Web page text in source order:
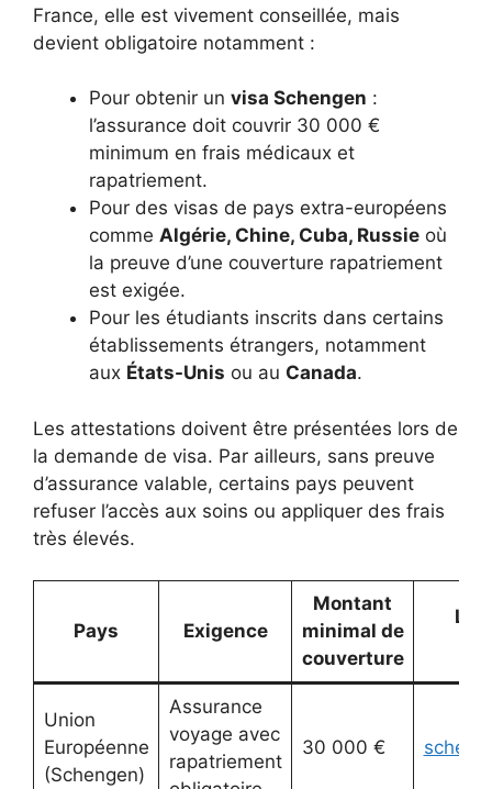
France, elle est vivement conseillée, mais
devient obligatoire notamment :
Pour obtenir un visa Schengen :
l’assurance doit couvrir 30 000 €
minimum en frais médicaux et
rapatriement.
Pour des visas de pays extra-européens
comme Algérie, Chine, Cuba, Russie où
la preuve d’une couverture rapatriement
est exigée.
Pour les étudiants inscrits dans certains
établissements étrangers, notamment
aux États-Unis ou au Canada.
Les attestations doivent être présentées lors de
la demande de visa. Par ailleurs, sans preuve
d’assurance valable, certains pays peuvent
refuser l’accès aux soins ou appliquer des frais
très élevés.
Pays Exigence
Montant
minimal de
couverture
Union
Européenne
(Schengen)
Assurance
voyage avec
rapatriement
30 000 €